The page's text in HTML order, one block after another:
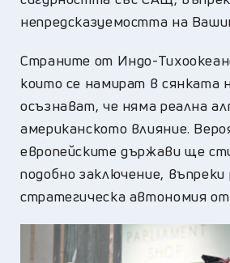
непредсказуемостта на
Страните от Индо-
които се намират в сянката
осъзнават, че няма реална
американското влияние.
европейските държави ще
подобно заключение, въпреки
стратегическа автономия